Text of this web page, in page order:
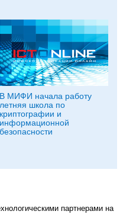
В МИФИ начала работу
летняя школа по
криптографии и
информационной
безопасности
партнерами на